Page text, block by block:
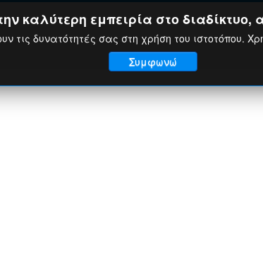
καλύτερη εμπειρία στο διαδίκτυο,
τις δυνατότητές σας στη χρήση του ιστοτόπου.
Συμφωνώ